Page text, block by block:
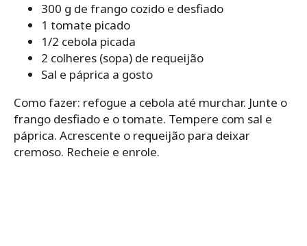
300 g de frango cozido e desfiado
1 tomate picado
1/2 cebola picada
2 colheres (sopa) de requeijão
Sal e páprica a gosto
Como fazer: refogue a cebola até murchar. Junte o
frango desfiado e o tomate. Tempere com sal e
páprica. Acrescente o requeijão para deixar
cremoso. Recheie e enrole.